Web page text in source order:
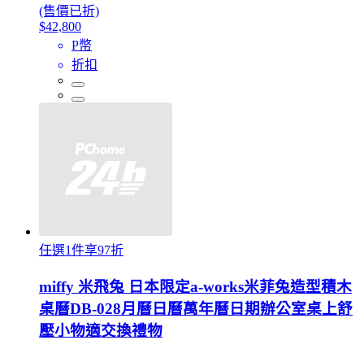
(售價已折)
$42,800
P幣
折扣
任選1件享97折
miffy 米飛兔 日本限定a-works米菲兔造型積木
桌曆DB-028月曆日曆萬年曆日期辦公室桌上舒
壓小物適交換禮物